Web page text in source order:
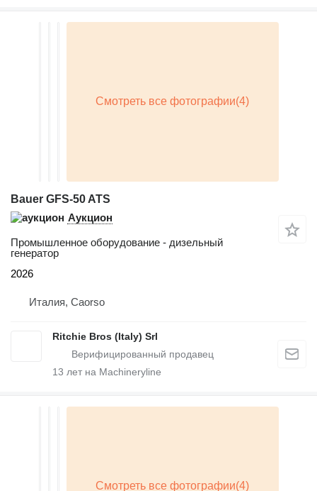
Bauer GFS-50 ATS
Аукцион
Промышленное оборудование - дизельный
генератор
2026
Италия, Caorso
Ritchie Bros (Italy) Srl
13 лет на Machineryline